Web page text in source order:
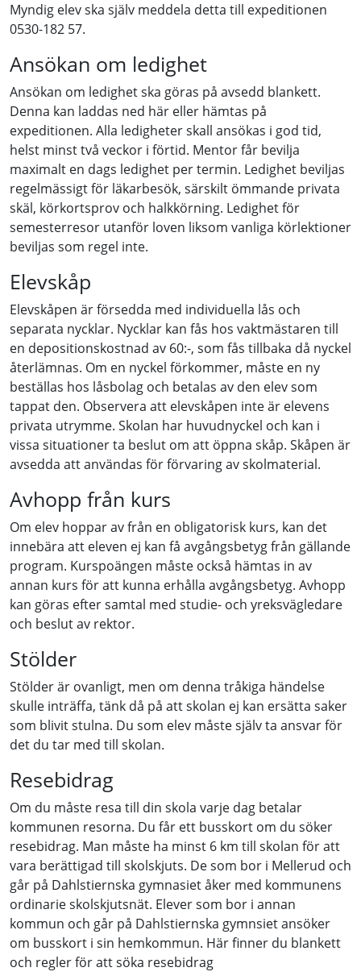
Myndig elev ska själv meddela detta till expeditionen
0530-182 57.
Ansökan om ledighet
Ansökan om ledighet ska göras på avsedd blankett.
Denna kan laddas ned här eller hämtas på
expeditionen. Alla ledigheter skall ansökas i god tid,
helst minst två veckor i förtid. Mentor får bevilja
maximalt en dags ledighet per termin. Ledighet beviljas
regelmässigt för läkarbesök, särskilt ömmande privata
skäl, körkortsprov och halkkörning. Ledighet för
semesterresor utanför loven liksom vanliga körlektioner
beviljas som regel inte.
Elevskåp
Elevskåpen är försedda med individuella lås och
separata nycklar. Nycklar kan fås hos vaktmästaren till
en depositionskostnad av 60:-, som fås tillbaka då nyckel
återlämnas. Om en nyckel förkommer, måste en ny
beställas hos låsbolag och betalas av den elev som
tappat den. Observera att elevskåpen inte är elevens
privata utrymme. Skolan har huvudnyckel och kan i
vissa situationer ta beslut om att öppna skåp. Skåpen är
avsedda att användas för förvaring av skolmaterial.
Avhopp från kurs
Om elev hoppar av från en obligatorisk kurs, kan det
innebära att eleven ej kan få avgångsbetyg från gällande
program. Kurspoängen måste också hämtas in av
annan kurs för att kunna erhålla avgångsbetyg. Avhopp
kan göras efter samtal med studie- och yreksvägledare
och beslut av rektor.
Stölder
Stölder är ovanligt, men om denna tråkiga händelse
skulle inträffa, tänk då på att skolan ej kan ersätta saker
som blivit stulna. Du som elev måste själv ta ansvar för
det du tar med till skolan.
Resebidrag
Om du måste resa till din skola varje dag betalar
kommunen resorna. Du får ett busskort om du söker
resebidrag. Man måste ha minst 6 km till skolan för att
vara berättigad till skolskjuts. De som bor i Mellerud och
går på Dahlstiernska gymnasiet åker med kommunens
ordinarie skolskjutsnät. Elever som bor i annan
kommun och går på Dahlstiernska gymnsiet ansöker
om busskort i sin hemkommun. Här finner du blankett
och regler för att söka resebidrag